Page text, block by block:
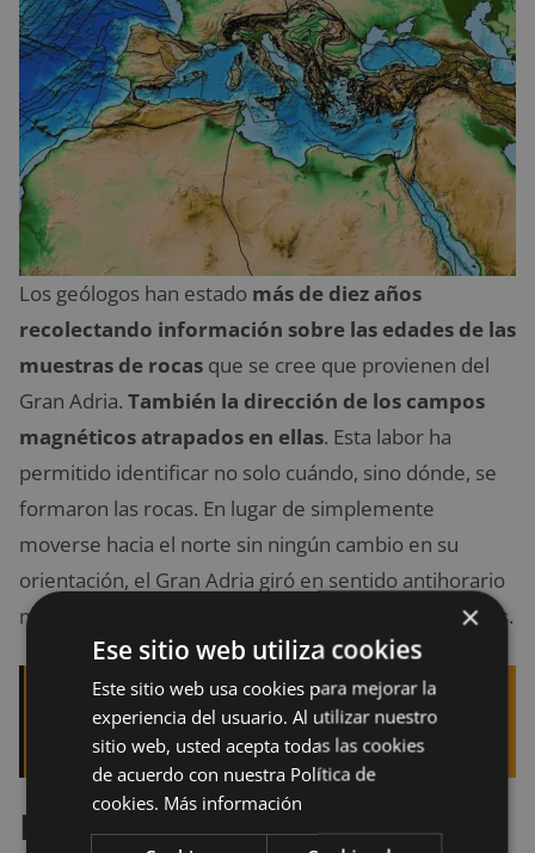
Los geólogos han estado más de diez años
recolectando información sobre las edades de las
muestras de rocas que se cree que provienen del
Gran Adria. También la dirección de los campos
magnéticos atrapados en ellas. Esta labor ha
permitido identificar no solo cuándo, sino dónde, se
formaron las rocas. En lugar de simplemente
moverse hacia el norte sin ningún cambio en su
orientación, el Gran Adria giró en sentido antihorario
mientras empujaba y raspaba otras placas tectónicas.
Quizá te interese leer: 5 tendencias
tecnológicas que arrasarán este 2019
Pequeñas velocidades pero
×
Ese sitio web utiliza cookies
Este sitio web usa cookies para mejorar la
experiencia del usuario. Al utilizar nuestro
sitio web, usted acepta todas las cookies
de acuerdo con nuestra Política de
cookies. Más información